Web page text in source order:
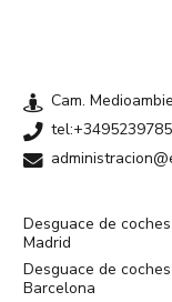
Cam.
Desguace de
Madrid
Desguace de
Barcelona